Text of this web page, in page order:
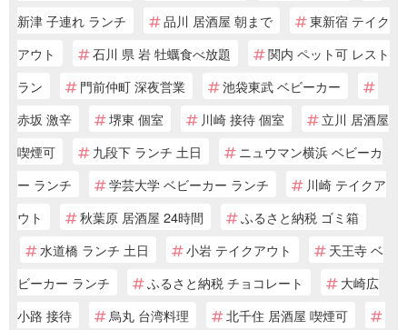
新津 子連れ ランチ
品川 居酒屋 朝まで
東新宿 テイク
アウト
石川 県 岩 牡蠣食べ放題
関内 ペット可 レスト
ラン
門前仲町 深夜営業
池袋東武 ベビーカー
赤坂 激辛
堺東 個室 川崎 接待 個室
立川 居酒屋
喫煙可
九段下 ランチ 土日
ニュウマン横浜 ベビーカ
ー ランチ
学芸大学 ベビーカー ランチ
川崎 テイクア
ウト
秋葉原 居酒屋 24時間
ふるさと納税 ゴミ箱
水道橋 ランチ 土日
小岩 テイクアウト
天王寺 ベ
ビーカー ランチ
ふるさと納税 チョコレート
大崎広
小路 接待
烏丸 台湾料理 北千住 居酒屋 喫煙可